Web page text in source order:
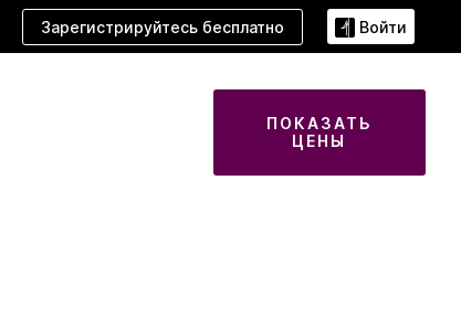
Зарегистрируйтесь бесплатно Войти
ПОКАЗАТЬ
ЦЕНЫ